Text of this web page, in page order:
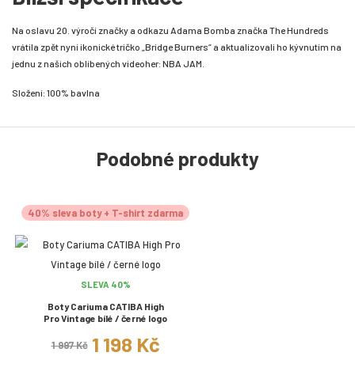
Na oslavu 20. výročí značky a odkazu Adama Bomba značka The Hundreds
vrátila zpět nyní ikonické tričko „Bridge Burners“ a aktualizovali ho kývnutím na
jednu z našich oblíbených videoher: NBA JAM.
Složení: 100% bavlna
Podobné produkty
40% sleva boty + T-shirt zdarma
SLEVA 40%
Boty Cariuma CATIBA High
Pro Vintage bílé / černé logo
1 997 Kč 1 198 Kč